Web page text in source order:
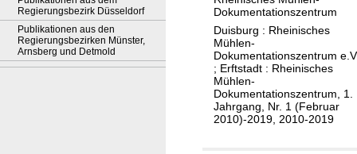
Regierungsbezirk Düsseldorf
Publikationen aus den
Regierungsbezirken Münster,
Arnsberg und Detmold
Dokumentationszentrum
Duisburg : Rheinisches
Mühlen-
Dokumentationszentrum
; Erftstadt : Rheinisches
Mühlen-
Dokumentationszentrum, 1.
Jahrgang, Nr. 1 (Februar
2010)-2019, 2010-2019